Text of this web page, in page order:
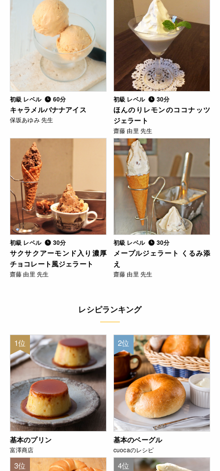
初級 レベル 60分
キャラメルバナナアイス
保坂あゆみ 先生
初級 レベル 30分
ほんのりレモンのココナッツ
ジェラート
齋藤 由里 先生
初級 レベル 30分
サクサクアーモンド入り濃厚
チョコレート風ジェラート
齋藤 由里 先生
初級 レベル 30分
メープルジェラート くるみ添
え
齋藤 由里 先生
レシピランキング
1位
基本のプリン
富澤商店
2位
基本のベーグル
cuocaのレシピ
3位 4位